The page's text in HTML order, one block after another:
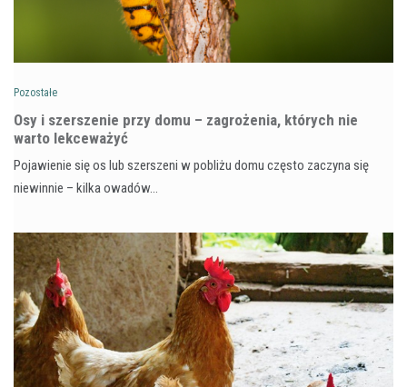
Pozostałe
Osy i szerszenie przy domu – zagrożenia, których nie
warto lekceważyć
Pojawienie się os lub szerszeni w pobliżu domu często zaczyna się
niewinnie – kilka owadów…